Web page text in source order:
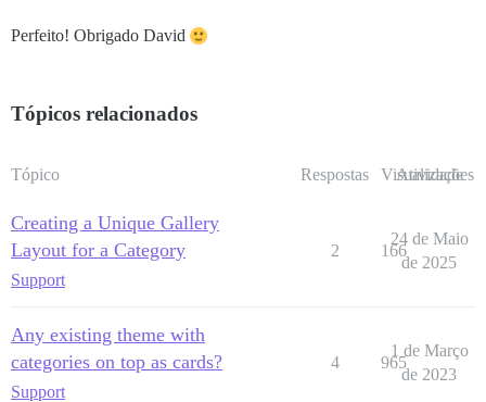
Perfeito! Obrigado David
Tópicos relacionados
Tópico Respostas Visualizações
Atividade
Creating a Unique Gallery
Layout for a Category
Support
2 166
24 de Maio
de 2025
Any existing theme with
categories on top as cards?
Support
4 965
1 de Março
de 2023